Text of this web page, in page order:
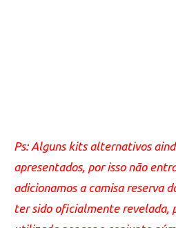
Ps: Alguns kits alternativos
apresentados, por isso não
adicionamos a camisa reserva
ter sido oficialmente revelada,